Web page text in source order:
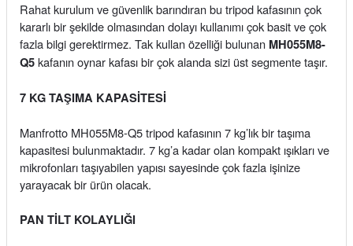
Rahat kurulum ve güvenlik barındıran bu tripod kafasının çok
kararlı bir şekilde olmasından dolayı kullanımı çok basit ve çok
fazla bilgi gerektirmez. Tak kullan özelliği bulunan MH055M8-
Q5kafanın oynar kafası bir çok alanda sizi üst segmente taşır.
7 KG TAŞIMA KAPASİTESİ
Manfrotto MH055M8-Q5 tripod kafasının 7 kg’lık bir taşıma
kapasitesi bulunmaktadır. 7 kg’a kadar olan kompakt ışıkları ve
mikrofonları taşıyabilen yapısı sayesinde çok fazla işinize
yarayacak bir ürün olacak.
PAN TİLT KOLAYLIĞI